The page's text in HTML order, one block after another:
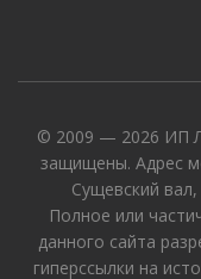
© 2009 — 2026 ИП
защищены. Адрес
Сущевский
Полное или
данного сайта
гиперссылки на